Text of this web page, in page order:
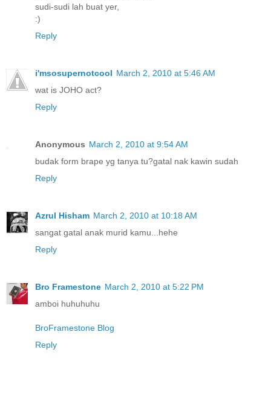
sudi-sudi lah buat yer,
:)
Reply
i'msosupernotcool March 2, 2010 at 5:46 AM
wat is JOHO act?
Reply
Anonymous March 2, 2010 at 9:54 AM
budak form brape yg tanya tu?gatal nak kawin sudah
Reply
Azrul Hisham March 2, 2010 at 10:18 AM
sangat gatal anak murid kamu...hehe
Reply
Bro Framestone March 2, 2010 at 5:22 PM
amboi huhuhuhu
BroFramestone Blog
Reply